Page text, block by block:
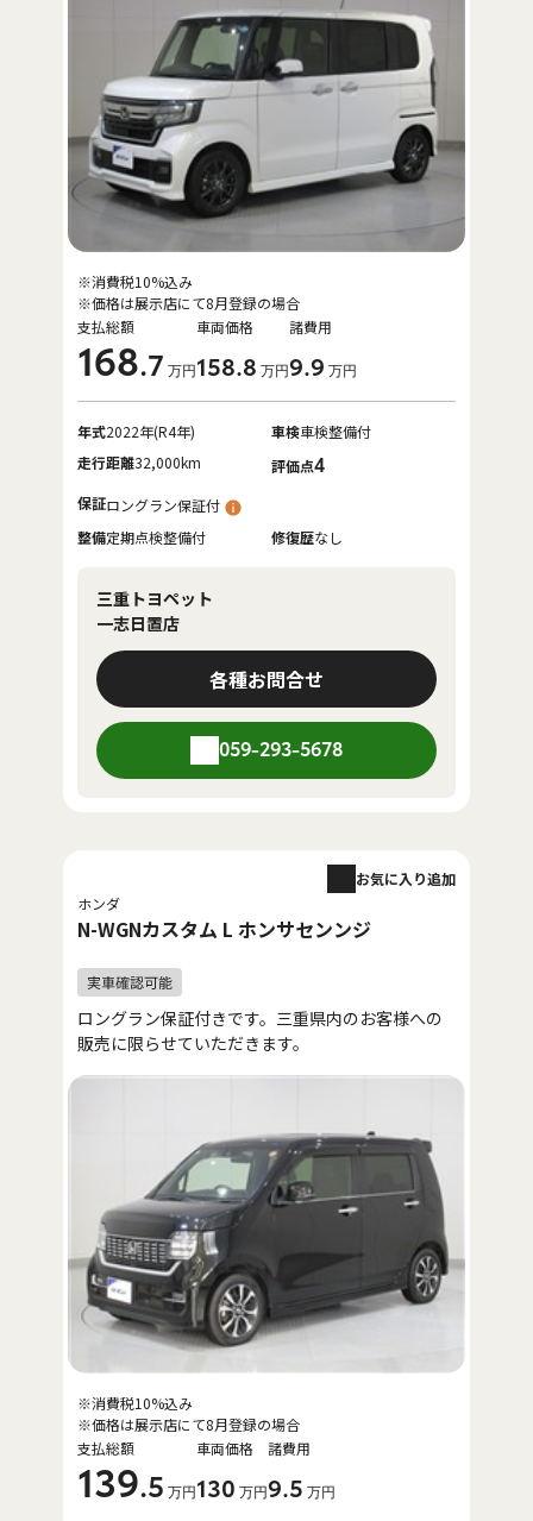
支払総額
168.7 万円
車両価格
158.8 万円
諸費用
9.9 万円
※消費税10%込み
※価格は展示店にて8月登録の場合
年式2022年(R4年) 車検車検整備付
走行距離32,000km 評価点4
保証ロングラン保証付
整備定期点検整備付 修復歴なし
三重トヨペット
一志日置店
各種お問合せ
059-293-5678
ホンダ
N-WGNカスタム L ホンサセンンジ
お気に入り追加
ロングラン保証付きです。三重県内のお客様への
販売に限らせていただきます。
支払総額
139.5 万円
車両価格
130 万円
諸費用
9.5 万円
※消費税10%込み
※価格は展示店にて8月登録の場合